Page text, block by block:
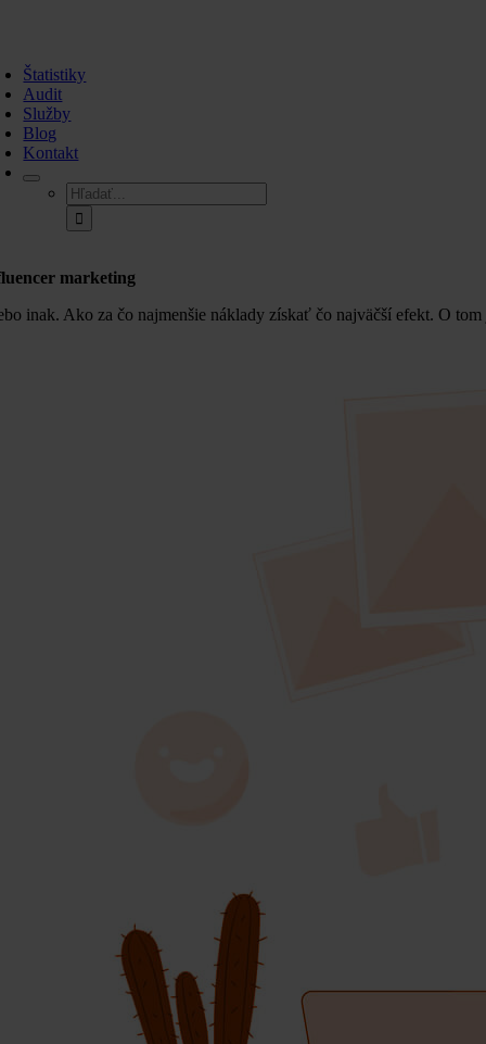
Štatistiky
Audit
Služby
Blog
Kontakt
Hľadať:
marketing
inak. Ako za čo najmenšie náklady získať čo najväčší efekt. O